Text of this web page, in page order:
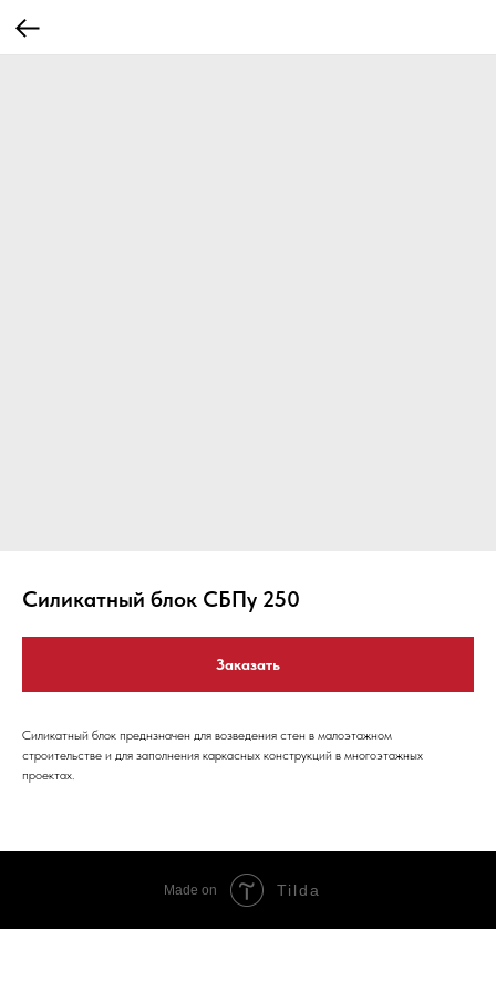
Силикатный блок СБПу 250
Заказать
Силикатный блок преднзначен для возведения стен в малоэтажном
строительстве и для заполнения каркасных конструкций в многоэтажных
проектах.
Made on Tilda